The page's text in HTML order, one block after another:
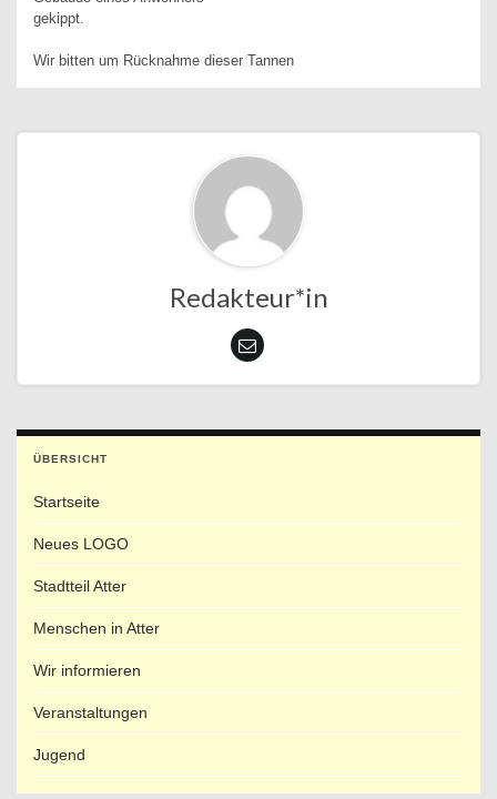
gekippt.
Wir bitten um Rücknahme dieser Tannen
Redakteur*in
ÜBERSICHT
Startseite
Neues LOGO
Stadtteil Atter
Menschen in Atter
Wir informieren
Veranstaltungen
Jugend